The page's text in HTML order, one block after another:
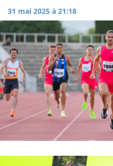
31 mai 2025 à 21:18